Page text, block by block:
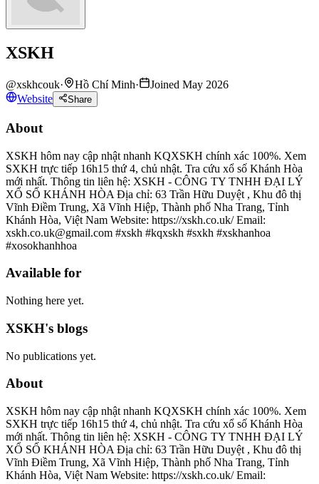
XSKH
@xskhcouk· Hồ Chí Minh·
Joined May 2026
Website
Share
About
XSKH hôm nay cập nhật nhanh KQXSKH chính xác 100%. Xem
SXKH trực tiếp 16h15 thứ 4, chủ nhật. Tra cứu xổ số Khánh Hòa
mới nhất. Thông tin liên hệ: XSKH - CÔNG TY TNHH ĐẠI LÝ
XỔ SỐ KHÁNH HÒA Địa chỉ: 63 Trần Hữu Duyệt , Khu đô thị
Vĩnh Điềm Trung, Xã Vĩnh Hiệp, Thành phố Nha Trang, Tỉnh
Khánh Hòa, Việt Nam Website: https://xskh.co.uk/ Email:
xskh.co.uk@gmail.com #xskh #kqxskh #sxkh #xskhanhoa
#xosokhanhhoa
Available for
Nothing here yet.
XSKH's blogs
No publications yet.
About
XSKH hôm nay cập nhật nhanh KQXSKH chính xác 100%. Xem
SXKH trực tiếp 16h15 thứ 4, chủ nhật. Tra cứu xổ số Khánh Hòa
mới nhất. Thông tin liên hệ: XSKH - CÔNG TY TNHH ĐẠI LÝ
XỔ SỐ KHÁNH HÒA Địa chỉ: 63 Trần Hữu Duyệt , Khu đô thị
Vĩnh Điềm Trung, Xã Vĩnh Hiệp, Thành phố Nha Trang, Tỉnh
Khánh Hòa, Việt Nam Website: https://xskh.co.uk/ Email: